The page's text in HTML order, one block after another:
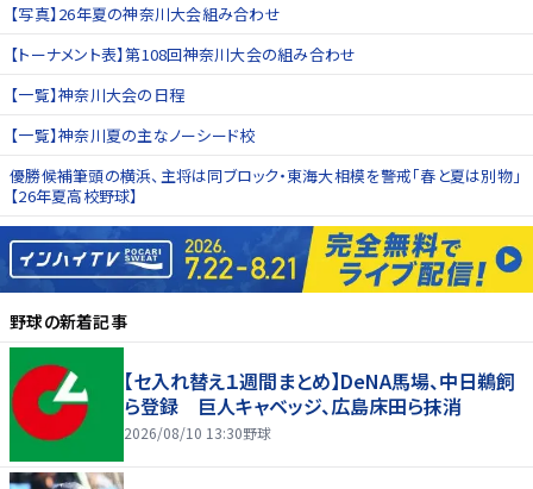
【写真】26年夏の神奈川大会組み合わせ
【トーナメント表】第108回神奈川大会の組み合わせ
【一覧】神奈川大会の日程
【一覧】神奈川夏の主なノーシード校
優勝候補筆頭の横浜、主将は同ブロック・東海大相模を警戒｢春と夏は別物｣
【26年夏高校野球】
野球の新着記事
【セ入れ替え１週間まとめ】DeNA馬場、中日鵜飼
ら登録 巨人キャベッジ、広島床田ら抹消
2026/08/10 13:30野球